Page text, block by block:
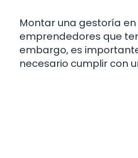
Montar una gestoría
emprendedores que
embargo, es
necesario cumplir con